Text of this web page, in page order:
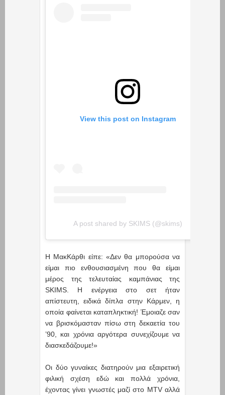
View this post on Instagram
A post shared by SKIMS (@skims)
Η ΜακΚάρθι είπε: «Δεν θα μπορούσα να
είμαι πιο ενθουσιασμένη που θα είμαι
μέρος της τελευταίας καμπάνιας της
SKIMS. Η ενέργεια στο σετ ήταν
απίστευτη, ειδικά δίπλα στην Κάρμεν, η
οποία φαίνεται καταπληκτική! Έμοιαζε σαν
να βρισκόμασταν πίσω στη δεκαετία του
’90, και χρόνια αργότερα συνεχίζουμε να
διασκεδάζουμε!»
Οι δύο γυναίκες διατηρούν μια εξαιρετική
φιλική σχέση εδώ και πολλά χρόνια,
έχοντας γίνει γνωστές μαζί στο MTV αλλά